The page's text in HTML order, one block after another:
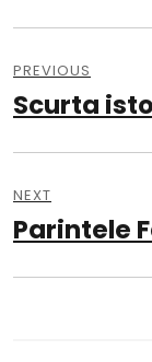
în
articole
PREVIOUS
Previous
Scurta
NEXT
Next
Parintele